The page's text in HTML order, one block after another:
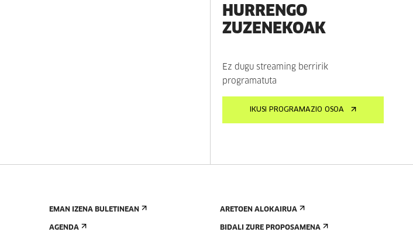
HURRENGO
ZUZENEKOAK
Ez dugu streaming berririk
programatuta
IKUSI PROGRAMAZIO OSOA
EMAN IZENA BULETINEAN
AGENDA
ARETOEN ALOKAIRUA
BIDALI ZURE PROPOSAMENA